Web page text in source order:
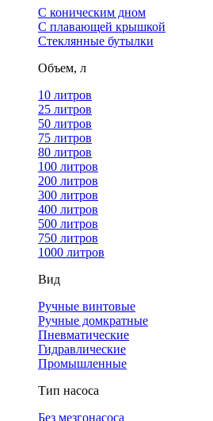
С коническим дном
С плавающей крышкой
Стеклянные бутылки
Объем, л
10 литров
25 литров
50 литров
75 литров
80 литров
100 литров
200 литров
300 литров
400 литров
500 литров
750 литров
1000 литров
Вид
Ручные винтовые
Ручные домкратные
Пневматические
Гидравлические
Промышленные
Тип насоса
Без мезгонасоса